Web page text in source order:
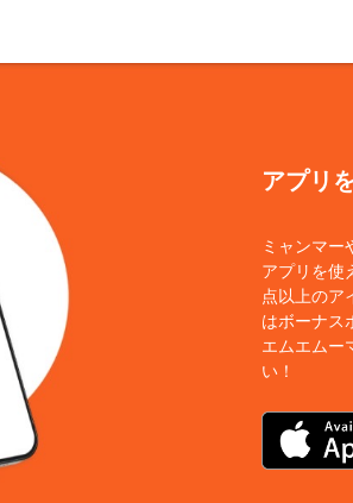
アプリ
ミャンマー
アプリを使
点以上のア
はボーナス
エムエムー
い！